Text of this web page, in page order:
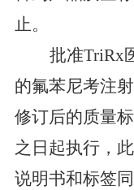
止。
批准TriRx
的氟苯尼考注
修订后的质量
之日起执行，
说明书和标签